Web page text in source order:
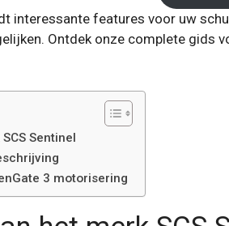
interessante features voor uw
Ontdek onze complete gids
Sentinel
3 motorisering